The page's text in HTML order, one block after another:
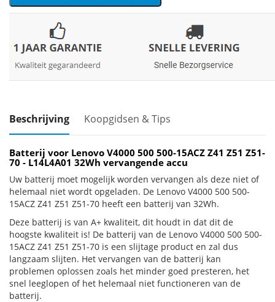
Beschrijving Koopgidsen & Tips
Batterij voor Lenovo V4000 500 500-15ACZ Z41 Z51 Z51-
70 - L14L4A01 32Wh vervangende accu
Uw batterij moet mogelijk worden vervangen als deze niet of
helemaal niet wordt opgeladen. De Lenovo V4000 500 500-
15ACZ Z41 Z51 Z51-70 heeft een batterij van 32Wh.
Deze batterij is van A+ kwaliteit, dit houdt in dat dit de
hoogste kwaliteit is! De batterij van de Lenovo V4000 500 500-
15ACZ Z41 Z51 Z51-70 is een slijtage product en zal dus
langzaam slijten. Het vervangen van de batterij kan
problemen oplossen zoals het minder goed presteren, het
snel leeglopen of het helemaal niet functioneren van de
batterij.